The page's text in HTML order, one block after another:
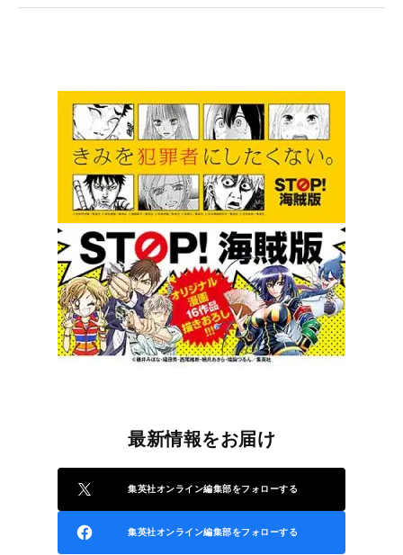
最新情報をお届け
集英社オンライン編集部をフォローする
集英社オンライン編集部をフォローする